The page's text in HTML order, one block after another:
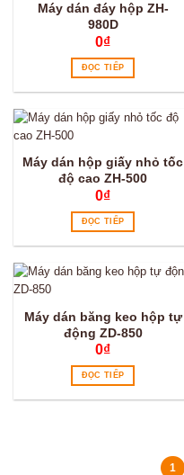
Máy dán đáy hộp ZH-
980D
0₫
ĐỌC TIẾP
Máy dán hộp giấy nhỏ tốc
độ cao ZH-500
0₫
ĐỌC TIẾP
Máy dán băng keo hộp tự
động ZD-850
0₫
ĐỌC TIẾP
1